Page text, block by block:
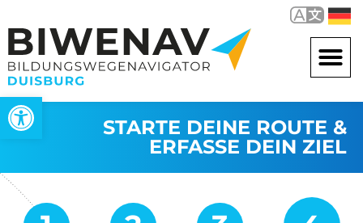
Werkzeugleiste öffnen
STARTE DEINE ROUTE &
ERFASSE DEIN ZIEL